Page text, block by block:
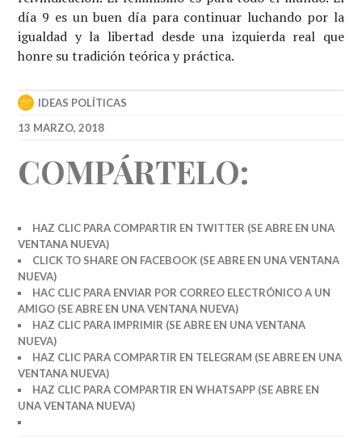
día 9 es un buen día para continuar luchando por la
igualdad y la libertad desde una izquierda real que
honre su tradición teórica y práctica.
IDEAS POLÍTICAS
13 MARZO, 2018
COMPÁRTELO:
HAZ CLIC PARA COMPARTIR EN TWITTER (SE ABRE EN UNA
VENTANA NUEVA)
CLICK TO SHARE ON FACEBOOK (SE ABRE EN UNA VENTANA
NUEVA)
HAC CLIC PARA ENVIAR POR CORREO ELECTRÓNICO A UN
AMIGO (SE ABRE EN UNA VENTANA NUEVA)
HAZ CLIC PARA IMPRIMIR (SE ABRE EN UNA VENTANA
NUEVA)
HAZ CLIC PARA COMPARTIR EN TELEGRAM (SE ABRE EN UNA
VENTANA NUEVA)
HAZ CLIC PARA COMPARTIR EN WHATSAPP (SE ABRE EN
UNA VENTANA NUEVA)